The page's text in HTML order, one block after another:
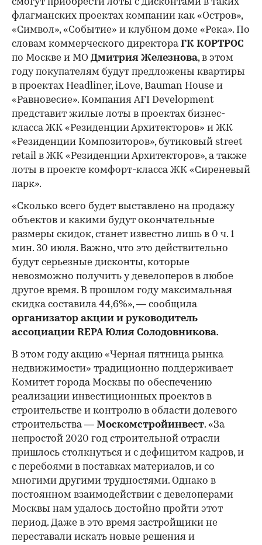
флагманских проектах компании как «Остров»,
«Символ», «Событие» и клубном доме «Река». По
словам коммерческого директораГК КОРТРОС
по Москве и МО Дмитрия Железнова, в этом
году покупателям будут предложены квартиры
в проектах Headliner, iLove, Bauman House и
«Равновесие». Компания AFI Development
представит жилые лоты в проектах бизнес-
класса ЖК «Резиденции Архитекторов» и ЖК
«Резиденции Композиторов», бутиковый street
retail в ЖК «Резиденции Архитекторов», а также
лоты в проекте комфорт-класса ЖК «Сиреневый
парк».
«Сколько всего будет выставлено на продажу
объектов и какими будут окончательные
размеры скидок, станет известно лишь в 0 ч. 1
мин. 30 июля. Важно, что это действительно
будут серьезные дисконты, которые
невозможно получить у девелоперов в любое
другое время. В прошлом году максимальная
скидка составила 44,6%», — сообщила
организатор акции и руководитель
ассоциации REPA Юлия Солодовникова.
В этом году акцию «Черная пятница рынка
недвижимости» традиционно поддерживает
Комитет города Москвы по обеспечению
реализации инвестиционных проектов в
строительстве и контролю в области долевого
строительства — Москомстройинвест. «За
непростой 2020 год строительной отрасли
пришлось столкнуться и с дефицитом кадров, и
с перебоями в поставках материалов, и со
многими другими трудностями. Однако в
постоянном взаимодействии с девелоперами
Москвы нам удалось достойно пройти этот
период. Даже в это время застройщики не
переставали искать новые решения и